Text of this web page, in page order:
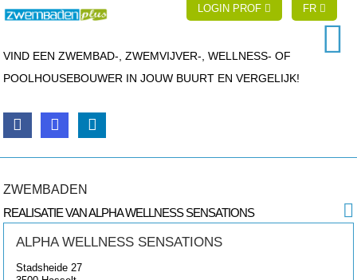
LOGIN PROF FR
VIND EEN ZWEMBAD-, ZWEMVIJVER-, WELLNESS- OF
POOLHOUSEBOUWER IN JOUW BUURT EN VERGELIJK!
ZWEMBADEN
REALISATIE VAN ALPHA WELLNESS SENSATIONS
ALPHA WELLNESS SENSATIONS
Stadsheide 27